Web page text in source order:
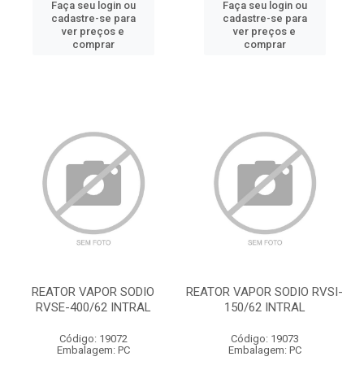
Faça seu login ou
cadastre-se para
ver preços e
comprar
Faça seu login ou
cadastre-se para
ver preços e
comprar
REATOR VAPOR SODIO
RVSE-400/62 INTRAL
Código: 19072
Embalagem: PC
REATOR VAPOR SODIO RVSI-
150/62 INTRAL
Código: 19073
Embalagem: PC